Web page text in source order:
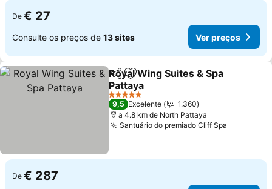
De € 27
Consulte os preços de 13 sites Ver preços
PartilharAdicionar aos favoritos
Royal Wing Suites & Spa
Pattaya
Ver preços
5 Estrelas
9,5 Excelente
1.360
a 4.8 km de North Pattaya
Santuário do premiado Cliff Spa
De € 287